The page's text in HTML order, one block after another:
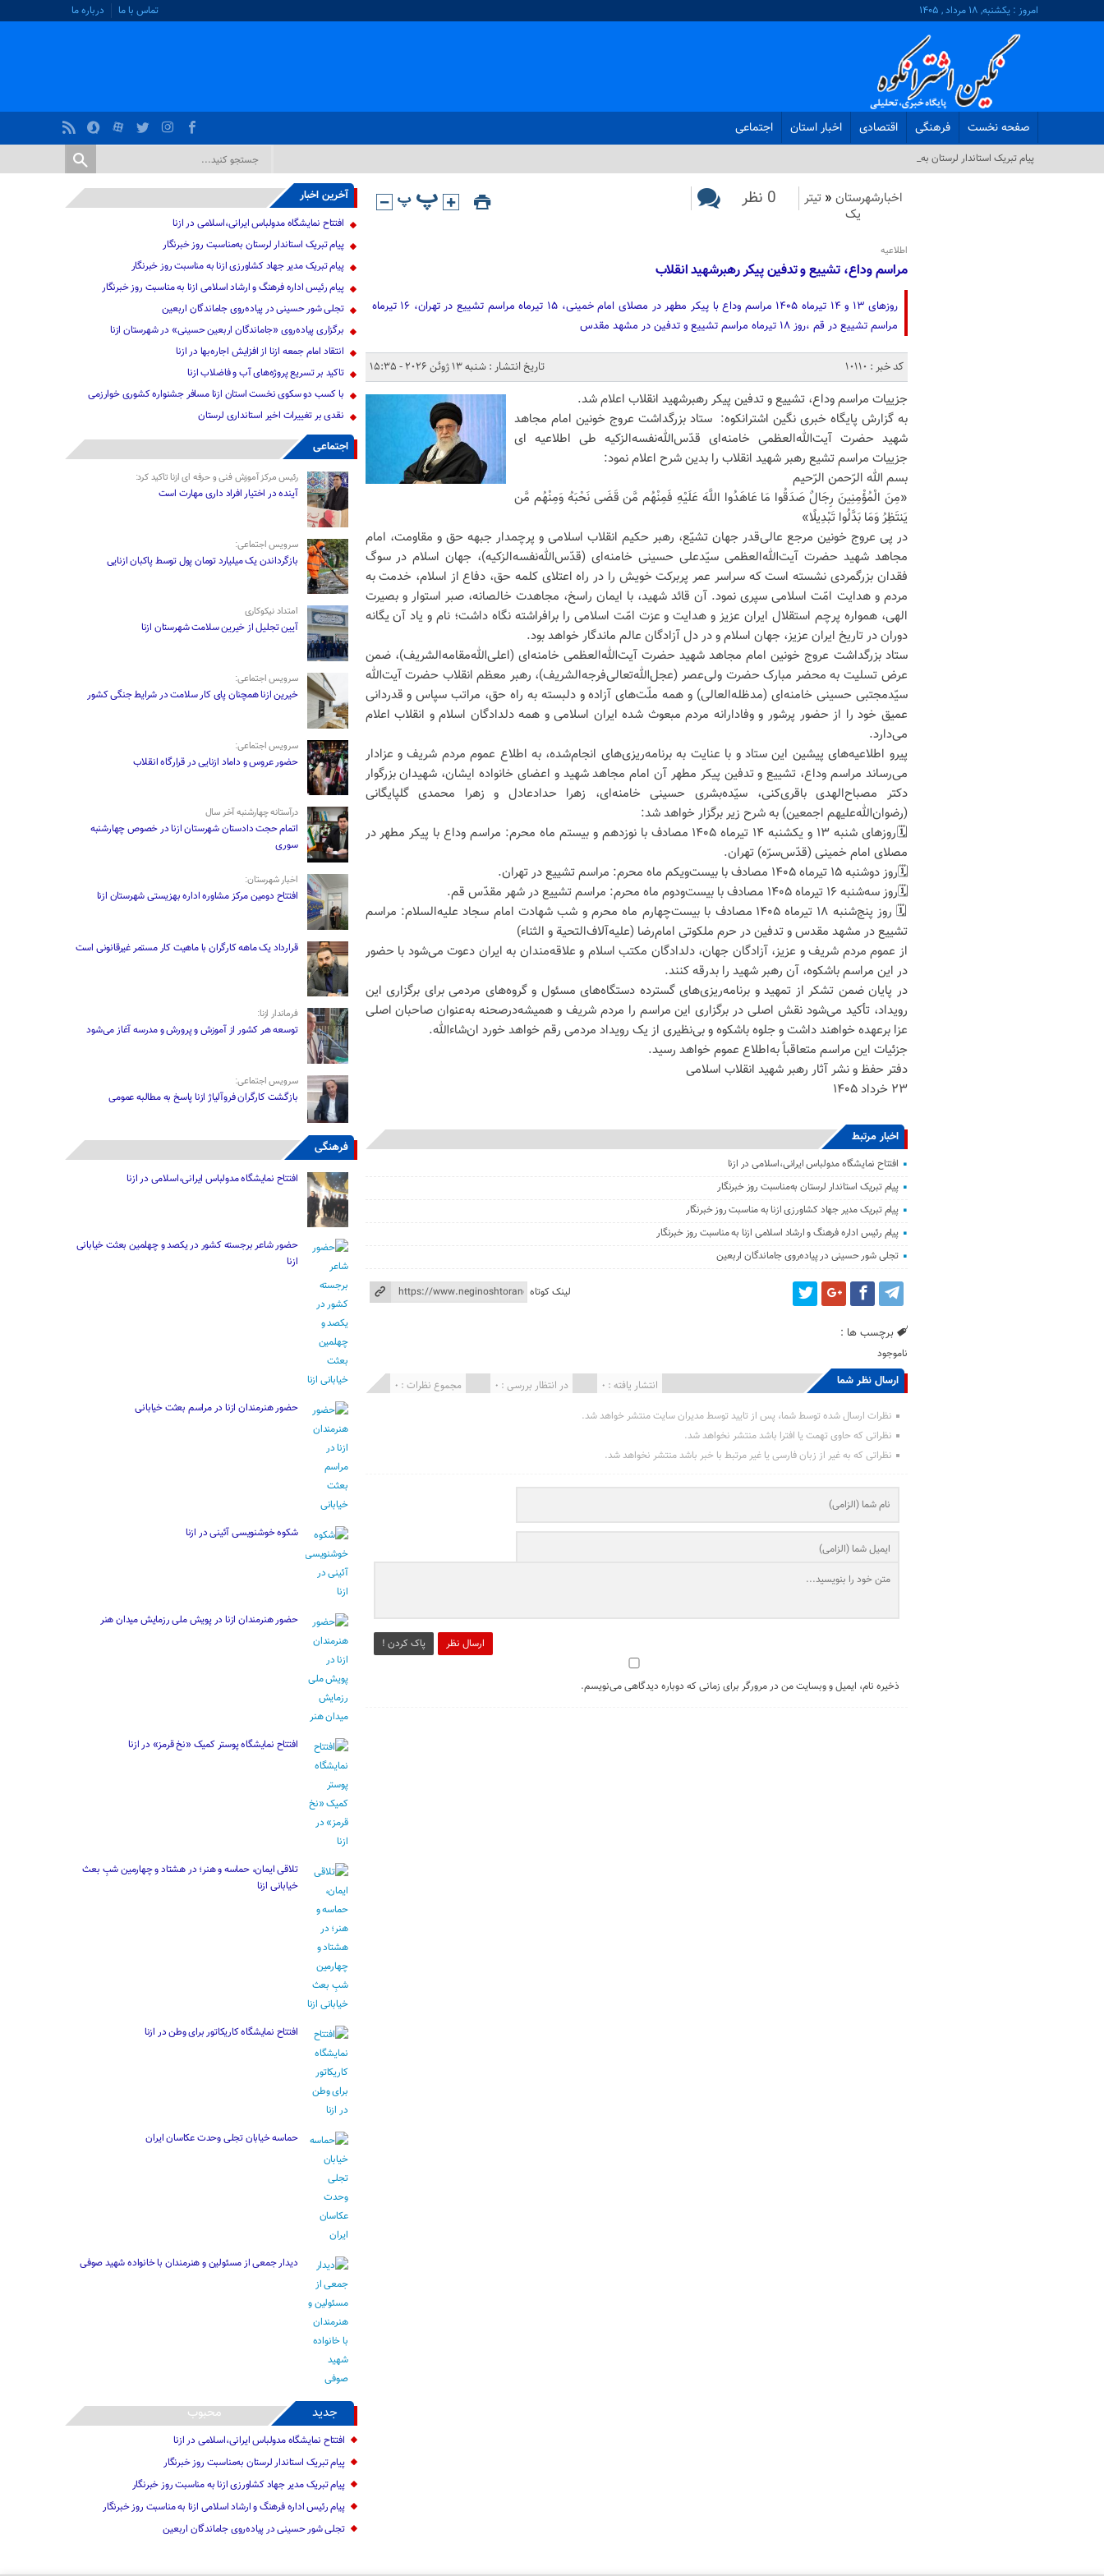
امروز : یکشنبه, ۱۸ مرداد , ۱۴۰۵ تماس با ما درباره ما
صفحه نخست فرهنگی اقتصادی اخبار استان اجتماعی
پیام تبریک استاندار لرستان به‌مناسبت _
اخبارشهرستان « تیتر
یک
0 نظر
اطلاعیه
مراسم وداع، تشییع و تدفین پیکر رهبرشهید انقلاب
روزهای ۱۳ و ۱۴ تیرماه ۱۴۰۵ مراسم وداع با پیکر مطهر در مصلای امام خمینی، ۱۵ تیرماه مراسم تشییع در تهران، ۱۶ تیرماه
مراسم تشییع در قم ،روز ۱۸ تیرماه مراسم تشییع و تدفین در مشهد مقدس
کد خبر : 10110
تاریخ انتشار : شنبه 13 ژوئن 2026 - 15:35
جزییات مراسم وداع، تشییع و تدفین پیکر رهبرشهید انقلاب اعلام شد.
به گزارش پایگاه خبری نگین اشترانکوه: ستاد بزرگداشت عروج خونین امام مجاهد
شهید حضرت آیت‌الله‌العظمی خامنه‌ای‌ قدّس‌الله‌نفسه‌الزکیه طی اطلاعیه ای
جزییات مراسم تشیع رهبر شهید انقلاب را بدین شرح اعلام نمود:
بسم الله الرّحمن الرّحیم
«مِنَ الْمُؤْمِنِینَ رِجَالٌ صَدَقُوا مَا عَاهَدُوا اللَّهَ عَلَیْهِ فَمِنْهُم مَّن قَضَى نَحْبَهُ وَمِنْهُم مَّن
یَنتَظِرُ وَمَا بَدَّلُوا تَبْدِیلًا»
در پی عروج خونین مرجع عالی‌قدر جهان تشیّع، رهبر حکیم انقلاب اسلامی و پرچمدار جبهه حق و مقاومت، امام
مجاهد شهید حضرت آیت‌الله‌العظمی سیّدعلی حسینی خامنه‌ای (قدّس‌الله‌نفسه‌الزکیه)، جهان اسلام در سوگ
فقدان بزرگمردی نشسته است که سراسر عمر پربرکت خویش را در راه اعتلای کلمه حق، دفاع از اسلام، خدمت به
مردم و هدایت امّت اسلامی سپری نمود. آن قائد شهید، با ایمان راسخ، مجاهدت خالصانه، صبر استوار و بصیرت
الهی، همواره پرچم استقلال ایران عزیز و هدایت و عزت امّت اسلامی را برافراشته نگاه داشت؛ نام و یاد آن یگانه
دوران در تاریخ ایران عزیز، جهان اسلام و در دل آزادگان عالم ماندگار خواهد بود.
ستاد بزرگداشت عروج خونین امام مجاهد شهید حضرت آیت‌الله‌العظمی خامنه‌ای (اعلی‌الله‌مقامه‌الشریف)، ضمن
عرض تسلیت به محضر مبارک حضرت ولی‌عصر (عجل‌الله‌تعالی‌فرجه‌الشریف)، رهبر معظم انقلاب حضرت آیت‌الله
سیّدمجتبی حسینی خامنه‌ای (مدظله‌العالی) و همه ملّت‌های آزاده و دلبسته به راه حق، مراتب سپاس و قدردانی
عمیق خود را از حضور پرشور و وفادارانه مردم مبعوث شده ایران اسلامی و همه دلدادگان اسلام و انقلاب اعلام
می‌دارد.
پیرو اطلاعیه‌های پیشین این ستاد و با عنایت به برنامه‌ریزی‌های انجام‌شده، به اطلاع عموم مردم شریف و عزادار
می‌رساند مراسم وداع، تشییع و تدفین پیکر مطهر آن امام مجاهد شهید و اعضای خانواده ایشان، شهیدان بزرگوار
دکتر مصباح‌الهدی باقری‌کنی، سیّده‌بشری حسینی خامنه‌ای، زهرا حدادعادل و زهرا محمدی گلپایگانی
(رضوان‌الله‌علیهم اجمعین) به شرح زیر برگزار خواهد شد:
🗓روزهای شنبه ۱۳ و یکشنبه ۱۴ تیرماه ۱۴۰۵ مصادف با نوزدهم و بیستم ماه محرم: مراسم وداع با پیکر مطهر در
مصلای امام خمینی (قدّس‌سرّه) تهران.
🗓روز دوشنبه ۱۵ تیرماه ۱۴۰۵ مصادف با بیست‌ویکم ماه محرم: مراسم تشییع در تهران.
🗓روز سه‌شنبه ۱۶ تیرماه ۱۴۰۵ مصادف با بیست‌ودوم ماه محرم: مراسم تشییع در شهر مقدّس قم.
🗓 روز پنج‌شنبه ۱۸ تیرماه ۱۴۰۵ مصادف با بیست‌چهارم ماه محرم و شب شهادت امام سجاد علیه‌السلام: مراسم
تشییع در مشهد مقدس و تدفین در حرم ملکوتی امام‌رضا (علیه‌آلاف‌التحیة و الثناء)
از عموم مردم شریف و عزیز، آزادگان جهان، دلدادگان مکتب اسلام و علاقه‌مندان به‌ ایران دعوت می‌شود با حضور
در این مراسم باشکوه، آن رهبر شهید را بدرقه کنند.
در پایان ضمن تشکر از تمهید و برنامه‌ریزی‌های گسترده‌‌ دستگاه‌های مسئول و گروه‌های مردمی برای برگزاری این
رویداد، تأکید می‌شود نقش اصلی در برگزاری این مراسم را مردم شریف و همیشه‌درصحنه به‌عنوان صاحبان اصلی
عزا برعهده خواهند داشت و جلوه باشکوه و بی‌نظیری از یک رویداد مردمی رقم خواهد خورد ان‌شاءالله.
جزئیات این مراسم متعاقباً به‌اطلاع عموم خواهد رسید.
دفتر حفظ و نشر آثار رهبر شهید انقلاب اسلامی
۲۳ خرداد ۱۴۰۵
اخبار مرتبط
افتتاح نمایشگاه مدولباس ایرانی،اسلامی در ازنا
پیام تبریک استاندار لرستان به‌مناسبت روز خبرنگار
پیام تبریک مدیر جهاد کشاورزی ازنا به مناسبت روز خبرنگار
پیام رئیس اداره فرهنگ و ارشاد اسلامی ازنا به مناسبت روز خبرنگار
تجلی شور حسینی در پیاده‌روی جاماندگان اربعین
لینک کوتاه
برچسب ها :
ناموجود
ارسال نظر شما مجموع نظرات : 0 در انتظار بررسی : 0 انتشار یافته : 0
نظرات ارسال شده توسط شما، پس از تایید توسط مدیران سایت منتشر خواهد شد.
نظراتی که حاوی تهمت یا افترا باشد منتشر نخواهد شد.
نظراتی که به غیر از زبان فارسی یا غیر مرتبط با خبر باشد منتشر نخواهد شد.
ارسال نظر پاک کردن !
ذخیره نام، ایمیل و وبسایت من در مرورگر برای زمانی که دوباره دیدگاهی می‌نویسم.
آخرین اخبار
افتتاح نمایشگاه مدولباس ایرانی،اسلامی در ازنا
پیام تبریک استاندار لرستان به‌مناسبت روز خبرنگار
پیام تبریک مدیر جهاد کشاورزی ازنا به مناسبت روز خبرنگار
پیام رئیس اداره فرهنگ و ارشاد اسلامی ازنا به مناسبت روز خبرنگار
تجلی شور حسینی در پیاده‌روی جاماندگان اربعین
برگزاری پیاده‌روی «جاماندگان اربعین حسینی» در شهرستان ازنا
انتقاد امام جمعه ازنا از افزایش اجاره‌بها در ازنا
تاکید بر تسریع پروژه‌های آب و فاضلاب ازنا
با کسب دو سکوی نخست استان ازنا مسافر جشنواره کشوری خوارزمی
نقدی بر تغییرات اخیر استانداری لرستان
اجتماعی
رئیس مرکز آموزش فنی و حرفه ای ازنا تاکید کرد:
آینده در اختیار افراد داری مهارت است
سرویس اجتماعی:
بازگرداندن یک میلیارد تومان پول توسط پاکبان ازنایی
امتداد نیکوکاری
آیین تجلیل از خیرین سلامت شهرستان ازنا
سرویس اجتماعی:
خیرین ازنا همچنان پای کار سلامت در شرایط جنگی کشور
سرویس اجتماعی:
حضور عروس و داماد ازنایی در قرارگاه انقلاب
درآستانه چهارشنبه آخر سال
اتمام حجت دادستان شهرستان ازنا در خصوص چهارشنبه
‌سوری
اخبار شهرستان:
افتتاح دومین مرکز مشاوره اداره بهزیستی شهرستان ازنا
قرارداد یک ماهه کارگران با ماهیت کار مستمر غیرقانونی است
فرماندار ازنا:
توسعه هر کشور از آموزش و پرورش و مدرسه آغاز می‌شود
سرویس اجتماعی:
بازگشت کارگران فروآلیاژ ازنا پاسخ به مطالبه عمومی
فرهنگی
افتتاح نمایشگاه مدولباس ایرانی،اسلامی در ازنا
حضور شاعر برجسته کشور در یکصد و چهلمین بعثت خیابانی
ازنا
حضور هنرمندان ازنا در مراسم بعثت خیابانی
شکوه خوشنویسی آئینی در ازنا
حضور هنرمندان ازنا در پویش ملی رزمایش میدان هنر
افتتاح نمایشگاه پوستر کمیک «نخ قرمز» در ازنا
تلاقی ایمان، حماسه و هنر؛ در هشتاد و چهارمین شبِ بعث
خیابانی ازنا
افتتاح نمایشگاه کاریکاتور برای وطن در ازنا
حماسه خیابان تجلی وحدت عکاسان ایران
دیدار جمعی از مسئولین و هنرمندان با خانواده شهید صوفی
جدید محبوب
افتتاح نمایشگاه مدولباس ایرانی،اسلامی در ازنا
پیام تبریک استاندار لرستان به‌مناسبت روز خبرنگار
پیام تبریک مدیر جهاد کشاورزی ازنا به مناسبت روز خبرنگار
پیام رئیس اداره فرهنگ و ارشاد اسلامی ازنا به مناسبت روز خبرنگار
تجلی شور حسینی در پیاده‌روی جاماندگان اربعین